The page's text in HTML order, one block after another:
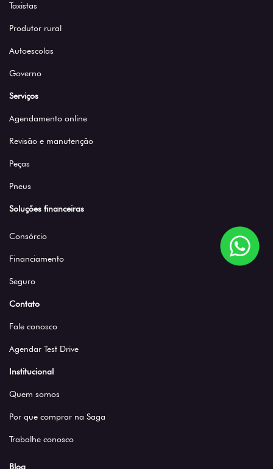
Taxistas
Produtor rural
Autoescolas
Governo
Serviços
Agendamento online
Revisão e manutenção
Peças
Pneus
Soluções financeiras
Consórcio
Financiamento
Seguro
Contato
Fale conosco
Agendar Test Drive
Institucional
Quem somos
Por que comprar na Saga
Trabalhe conosco
Blog